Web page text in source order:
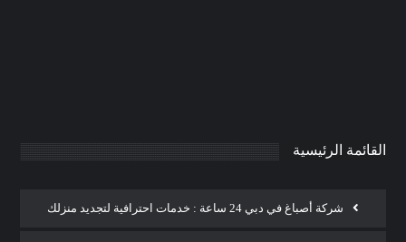
القائمة الرئيسية
شركة أصباغ في دبي 24 ساعة : خدمات احترافية لتجديد منزلك